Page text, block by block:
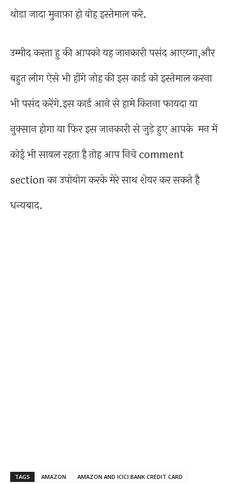
थोडा जादा मुनाफ़ा हो वोह इस्तेमाल करे.
उम्मीद करता हु की आपको यह जानकारी पसंद आएय्गा,और
बहुत लोग ऐसे भी होंगे जोह की इस कार्ड को इस्तेमाल करना
भी पसंद करेंगे.इस कार्ड आने से हामे कितना फायदा या
नुक्सान होगा या फिर इस जानकारी से जुड़े हुए आपके मन में
कोई भी सावल रहता है तोह आप निचे comment
section का उपोयोग करके मेरे साथ शेयर कर सकते है
धन्यबाद.
TAGS AMAZON
AMAZON AND ICICI BANK CREDIT CARD